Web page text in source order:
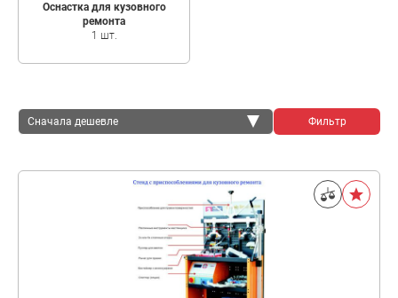
Оснастка для кузовного
ремонта
1 шт.
Сначала дешевле Фильтр